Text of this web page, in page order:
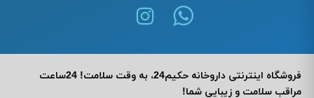
فروشگاه اینترنتی داروخانه حکیم24، به وقت سلامت! 24ساعت
مراقب سلامت و زیبایی شما!